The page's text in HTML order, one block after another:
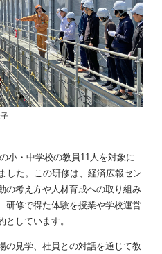
小・中学校の教員11人を対象に
した。この研修は、経済広報セン
の考え方や人材育成への取り組み
研修で得た体験を授業や学校運営
しています。
の見学、社員との対話を通じて教